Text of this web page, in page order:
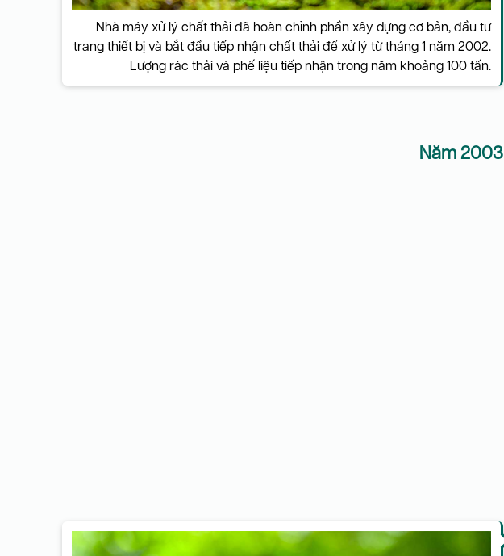
Nhà máy xử lý chất thải đã hoàn chỉnh phần xây dựng cơ bản, đầu tư
trang thiết bị và bắt đầu tiếp nhận chất thải để xử lý từ tháng 1 năm 2002.
Lượng rác thải và phế liệu tiếp nhận trong năm khoảng 100 tấn.
Năm 2003